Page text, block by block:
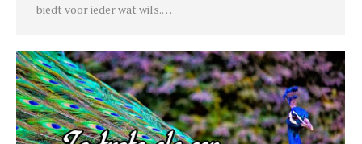
biedt voor ieder wat wils.…